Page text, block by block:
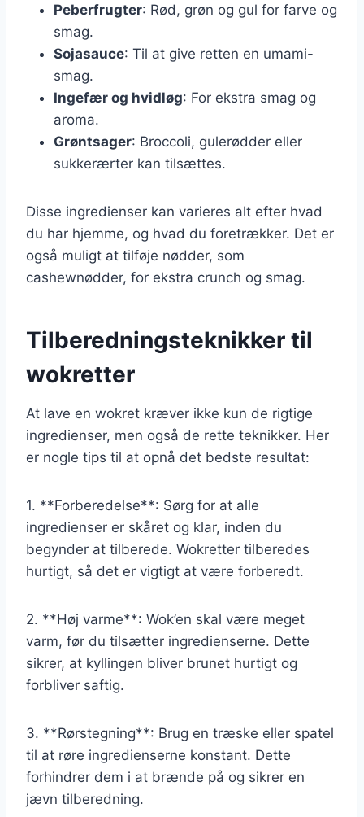
Peberfrugter: Rød, grøn og gul for farve og
smag.
Sojasauce: Til at give retten en umami-
smag.
Ingefær og hvidløg: For ekstra smag og
aroma.
Grøntsager: Broccoli, gulerødder eller
sukkerærter kan tilsættes.
Disse ingredienser kan varieres alt efter hvad
du har hjemme, og hvad du foretrækker. Det er
også muligt at tilføje nødder, som
cashewnødder, for ekstra crunch og smag.
Tilberedningsteknikker til
wokretter
At lave en wokret kræver ikke kun de rigtige
ingredienser, men også de rette teknikker. Her
er nogle tips til at opnå det bedste resultat:
1. **Forberedelse**: Sørg for at alle
ingredienser er skåret og klar, inden du
begynder at tilberede. Wokretter tilberedes
hurtigt, så det er vigtigt at være forberedt.
2. **Høj varme**: Wok’en skal være meget
varm, før du tilsætter ingredienserne. Dette
sikrer, at kyllingen bliver brunet hurtigt og
forbliver saftig.
3. **Rørstegning**: Brug en træske eller spatel
til at røre ingredienserne konstant. Dette
forhindrer dem i at brænde på og sikrer en
jævn tilberedning.